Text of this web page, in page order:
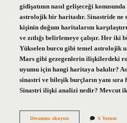
gidişatının nasıl gelişeceği
astrolojik bir haritadır. Sinastride
kişinin doğum haritalarını
ve zıtlığı belirlemeye çalışır. Her iki
Yükselen burcu gibi temel astrolojik
Mars gibi gezegenlerin ilişkilerdeki
uyumu için hangi haritaya bakılır?
sinastri ve bileşik burçların yanı
Sinastri ilişki analizi nedir? Mevcut
Devamını okuyunSinastri
6 Yorum